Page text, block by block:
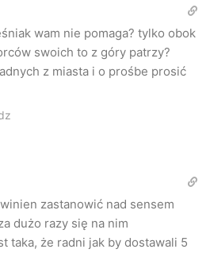
określania taryf, wzoru wniosku o
warunków rozliczeń za zbiorowe
odprowadzanie ścieków,
wodociągowo-
usługę odprowadzania
pomiarowego, ilość
wody.
wam nie pomaga? tylko obok
swoich to z góry patrzy?
z miasta i o prośbe prosić
zastanowić nad sensem
dużo razy się na nim
taka, że radni jak by dostawali 5